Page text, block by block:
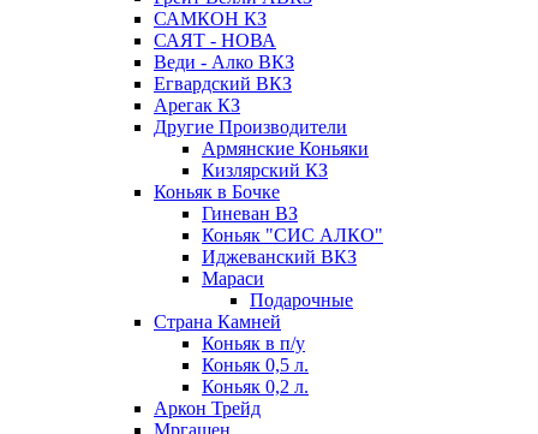
САМКОН КЗ
САЯТ - НОВА
Веди - Алко ВКЗ
Егвардский ВКЗ
Арегак КЗ
Другие Производители
Армянские Коньяки
Кизлярский КЗ
Коньяк в Бочке
Гиневан ВЗ
Коньяк "СИС АЛКО"
Иджеванский ВКЗ
Мараси
Подарочные
Страна Камней
Коньяк в п/у
Коньяк 0,5 л.
Коньяк 0,2 л.
Аркон Трейд
Мргашен